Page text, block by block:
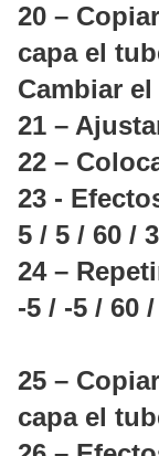
20 –
capa el
Cambiar
21 –
22 –
23 -
5 / 5 / 60
24 –
-5 / -5 / 60
25 –
capa el